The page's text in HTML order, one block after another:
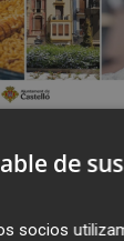
las subastas
de sus
socios